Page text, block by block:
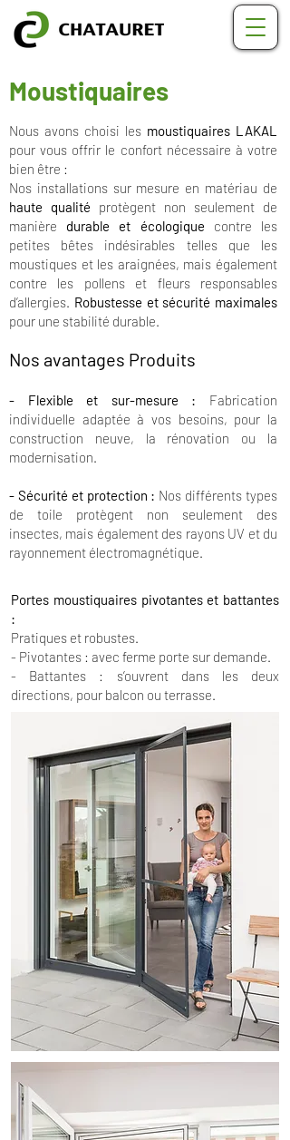
Moustiquaires
Nous avons choisi les moustiquaires LAKAL
pour vous offrir le confort nécessaire à votre
bien être :
Nos installations sur mesure en matériau de
haute qualité protègent non seulement de
manière durable et écologique contre les
petites bêtes indésirables telles que les
moustiques et les araignées, mais également
contre les pollens et fleurs responsables
d’allergies. Robustesse et sécurité maximales
pour une stabilité durable.
Nos avantages Produits
- Flexible et sur-mesure : Fabrication
individuelle adaptée à vos besoins, pour la
construction neuve, la rénovation ou la
modernisation.
- Sécurité et protection : Nos différents types
de toile protègent non seulement des
insectes, mais également des rayons UV et du
rayonnement électromagnétique.
Portes moustiquaires pivotantes et battantes
:
Pratiques et robustes.
- Pivotantes : avec ferme porte sur demande.
- Battantes : s’ouvrent dans les deux
directions, pour balcon ou terrasse.